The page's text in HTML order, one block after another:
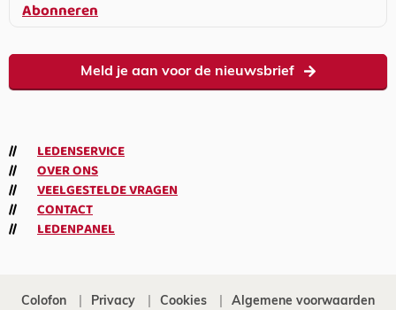
Abonneren
Meld je aan voor de nieuwsbrief
LEDENSERVICE
OVER ONS
VEELGESTELDE VRAGEN
CONTACT
LEDENPANEL
Colofon Privacy Cookies Algemene voorwaarden